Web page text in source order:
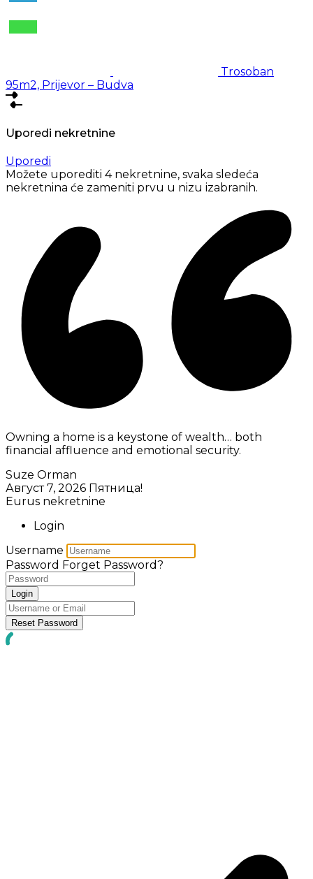
Trosoban
95m2, Prijevor – Budva
Uporedi nekretnine
Uporedi
Možete uporediti 4 nekretnine, svaka sledeća
nekretnina će zameniti prvu u nizu izabranih.
Owning a home is a keystone of wealth… both
financial affluence and emotional security.
Suze Orman
Август 7, 2026 Пятница!
Eurus nekretnine
Login
Username
Password Forget Password?
Login
Reset Password